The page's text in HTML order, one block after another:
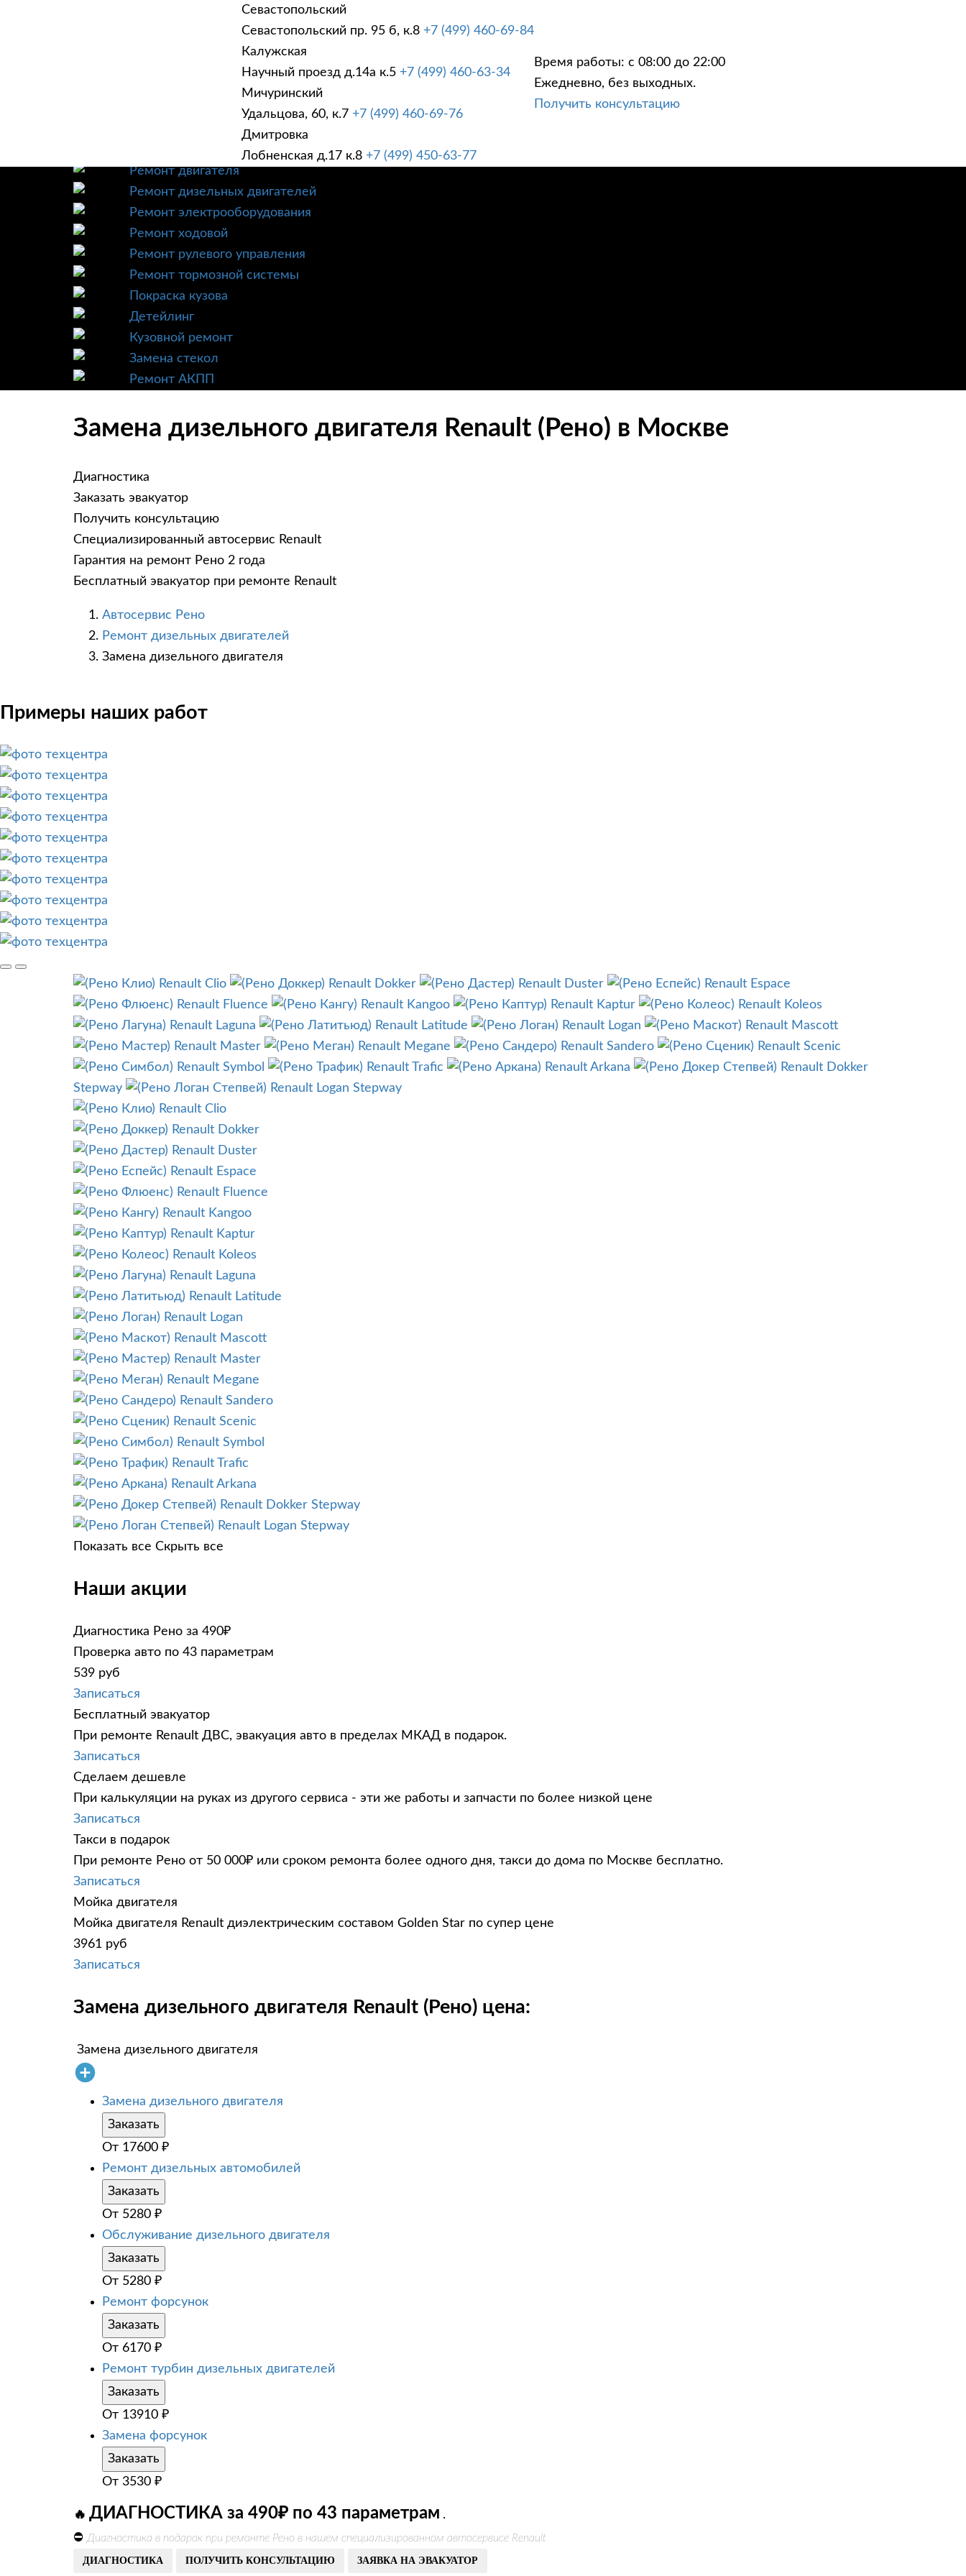
Севастопольский
Севастопольский пр. 95 б, к.8 +7 (499) 460-69-84
Калужская
Научный проезд д.14а к.5 +7 (499) 460-63-34
Мичуринский
Удальцова, 60, к.7 +7 (499) 460-69-76
Дмитровка
Лобненская д.17 к.8 +7 (499) 450-63-77
Время работы: с 08:00 до 22:00
Ежедневно, без выходных.
Получить консультацию
УСЛУГИ АКЦИИ
Техническое обслуживание
Ремонт трансмиссии
Ремонт двигателя
Ремонт дизельных двигателей
Ремонт электрооборудования
Ремонт ходовой
Ремонт рулевого управления
Ремонт тормозной системы
Покраска кузова
Детейлинг
Кузовной ремонт
Замена стекол
Ремонт АКПП
Замена дизельного двигателя Renault (Рено) в Москве
Диагностика
Заказать эвакуатор
Получить консультацию
Специализированный автосервис Renault
Гарантия на ремонт Рено 2 года
Бесплатный эвакуатор при ремонте Renault
Автосервис Рено
Ремонт дизельных двигателей
Замена дизельного двигателя
Примеры наших работ
Renault Clio Renault Dokker Renault Duster
Renault Espace
Renault Fluence
Renault Kangoo Renault Kaptur
Renault Koleos
Renault Laguna
Renault Latitude Renault Logan
Renault Mascott
Renault Master
Renault Megane Renault Sandero
Renault Scenic
Renault Symbol
Renault Trafic Renault Arkana
Renault Dokker
Stepway
Renault Logan Stepway
Renault Clio
Renault Dokker
Renault Duster
Renault Espace
Renault Fluence
Renault Kangoo
Renault Kaptur
Renault Koleos
Renault Laguna
Renault Latitude
Renault Logan
Renault Mascott
Renault Master
Renault Megane
Renault Sandero
Renault Scenic
Renault Symbol
Renault Trafic
Renault Arkana
Renault Dokker Stepway
Renault Logan Stepway
Показать все Скрыть все
Наши акции
Диагностика Рено за 490₽
Проверка авто по 43 параметрам
539 руб
Записаться
Бесплатный эвакуатор
При ремонте Renault ДВС, эвакуация авто в пределах МКАД в подарок.
Записаться
Сделаем дешевле
При калькуляции на руках из другого сервиса - эти же работы и запчасти по более низкой цене
Записаться
Такси в подарок
При ремонте Рено от 50 000₽ или сроком ремонта более одного дня, такси до дома по Москве бесплатно.
Записаться
Мойка двигателя
Мойка двигателя Renault диэлектрическим составом Golden Star по супер цене
3961 руб
Записаться
Замена дизельного двигателя Renault (Рено) цена:
Замена дизельного двигателя
Замена дизельного двигателя
Заказать
От 17600 ₽
Ремонт дизельных автомобилей
Заказать
От 5280 ₽
Обслуживание дизельного двигателя
Заказать
От 5280 ₽
Ремонт форсунок
Заказать
От 6170 ₽
Ремонт турбин дизельных двигателей
Заказать
От 13910 ₽
Замена форсунок
Заказать
От 3530 ₽
🔥 ДИАГНОСТИКА за 490₽ по 43 параметрам .
⛔ Диагностика в подарок при ремонте Рено в нашем специализированном автосервисе Renault
ДИАГНОСТИКА ПОЛУЧИТЬ КОНСУЛЬТАЦИЮ ЗАЯВКА НА ЭВАКУАТОР